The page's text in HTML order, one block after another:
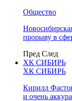
Общество
прорыву в
Пред След
ХК СИБИРЬ
ХК СИБИРЬ
Кирилл
и очень